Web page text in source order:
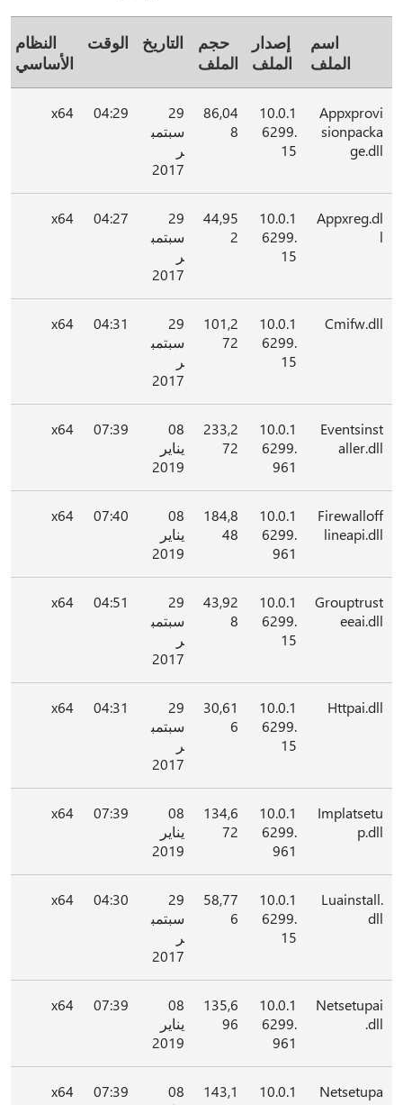
اسم
الملف
إصدار
الملف
حجم
الملف
التاريخ الوقت
النظام
الأساسي
Appxprovi
sionpacka
ge.dll
10.0.1
6299.
15
86,04
8
29
سبتمب
ر
2017
04:29
x64
Appxreg.dl
l
10.0.1
6299.
15
44,95
2
29
سبتمب
ر
2017
04:27
x64
Cmifw.dll
10.0.1
6299.
15
101,2
72
29
سبتمب
ر
2017
04:31
x64
Eventsinst
aller.dll
10.0.1
6299.
961
233,2
72
08
يناير
2019
07:39
x64
Firewalloff
lineapi.dll
10.0.1
6299.
961
184,8
48
08
يناير
2019
07:40
x64
Grouptrust
eeai.dll
10.0.1
6299.
15
43,92
8
29
سبتمب
ر
2017
04:51
x64
Httpai.dll
10.0.1
6299.
15
30,61
6
29
سبتمب
ر
2017
04:31
x64
Implatsetu
p.dll
10.0.1
6299.
961
134,6
72
08
يناير
2019
07:39
x64
Luainstall.
dll
10.0.1
6299.
15
58,77
6
29
سبتمب
ر
2017
04:30
x64
Netsetupai
.dll
10.0.1
6299.
961
135,6
96
08
يناير
2019
07:39
x64
Netsetupa
10.0.1
143,1
08
07:39
x64